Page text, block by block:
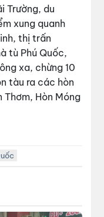
Trường, du
xung quanh
thị trấn
tù Phú Quốc,
xa, chừng 10
tàu ra các hòn
Thơm, Hòn Móng